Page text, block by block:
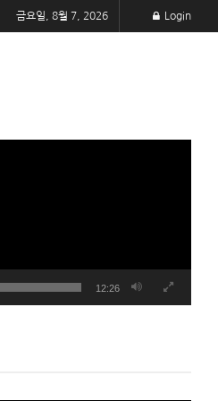
금요일, 8월 7, 2026 Login
12:26